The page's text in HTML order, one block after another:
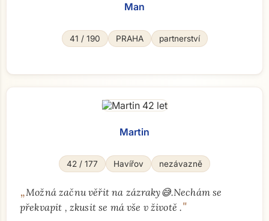
Man
41 / 190 PRAHA partnerství
Martin
42 / 177 Havířov nezávazně
„Možná začnu věřit na zázraky😅.Nechám se
překvapit , zkusit se má vše v životě ."